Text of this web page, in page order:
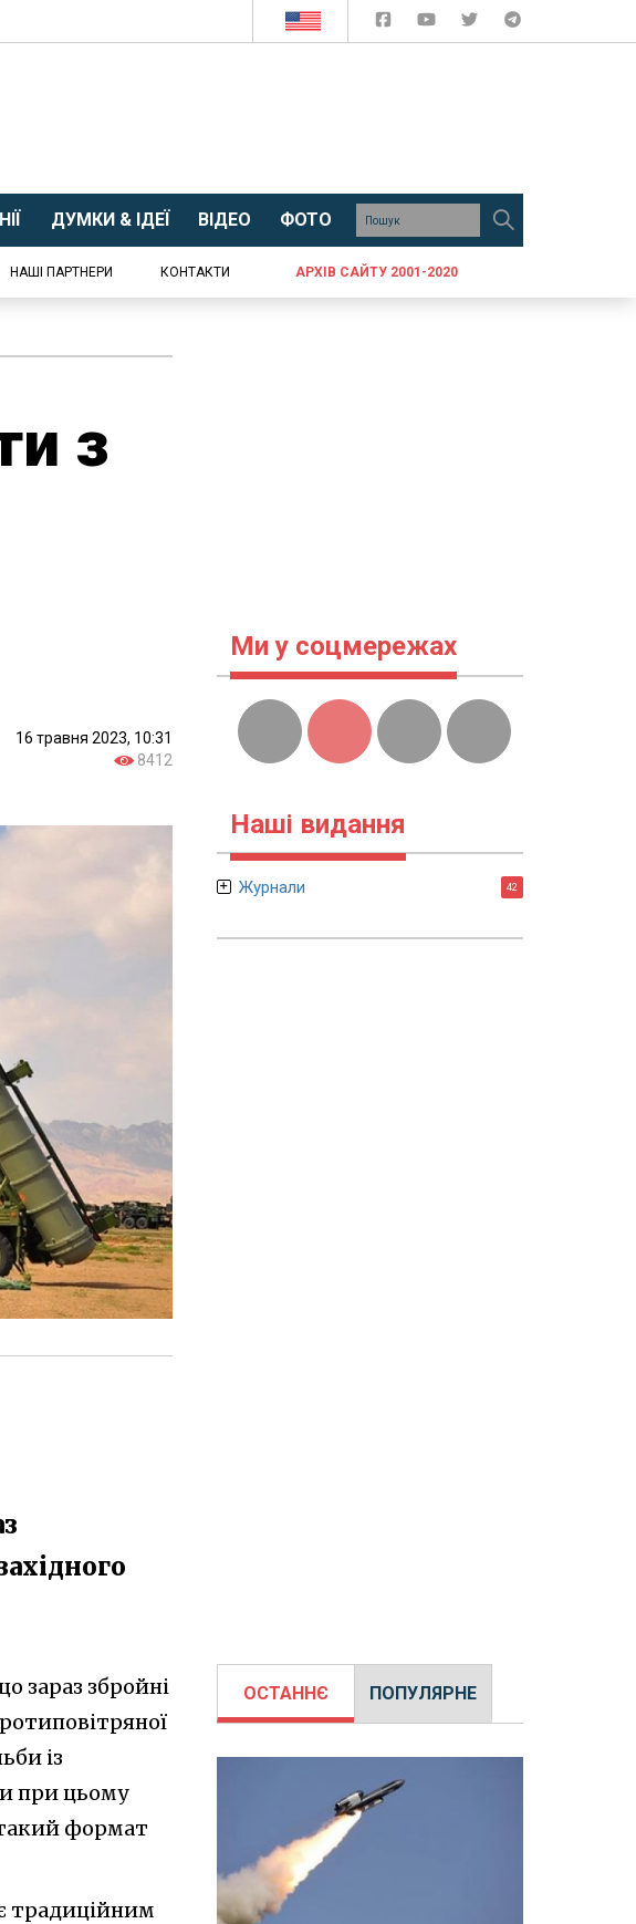
ДУМКИ & ІДЕЇ ВІДЕО ФОТО
НАШІ ПАРТНЕРИ КОНТАКТИ АРХІВ САЙТУ 2001-2020
з
16 травня 2023, 10:31
8412
зараз збройні
із
при цьому
формат
традиційним
Ми у соцмережах
Наші видання
Журнали 42
ОСТАННЄ ПОПУЛЯРНЕ